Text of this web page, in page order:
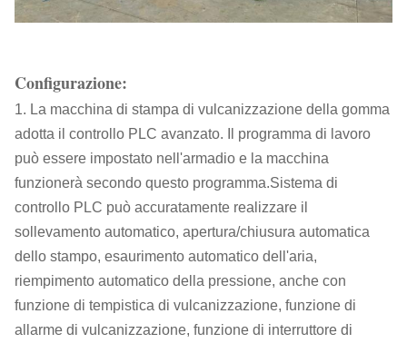
Configurazione:
1. La macchina di stampa di vulcanizzazione della gomma
adotta il controllo PLC avanzato. Il programma di lavoro
può essere impostato nell'armadio e la macchina
funzionerà secondo questo programma.Sistema di
controllo PLC può accuratamente realizzare il
sollevamento automatico, apertura/chiusura automatica
dello stampo, esaurimento automatico dell'aria,
riempimento automatico della pressione, anche con
funzione di tempistica di vulcanizzazione, funzione di
allarme di vulcanizzazione, funzione di interruttore di